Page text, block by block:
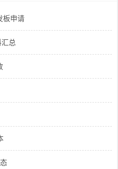
板申请
总